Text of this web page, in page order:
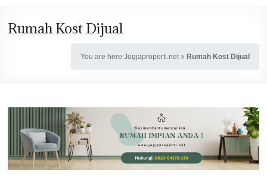
Rumah Kost Dijual
You are here:Jogjaproperti.net» Rumah Kost Dijual